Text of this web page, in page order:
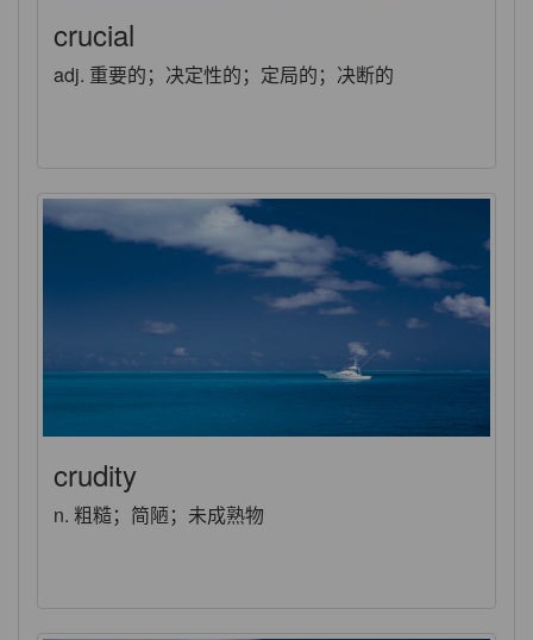
crucial
adj. 重要的；决定性的；定局的；决断的
crudity
n. 粗糙；简陋；未成熟物